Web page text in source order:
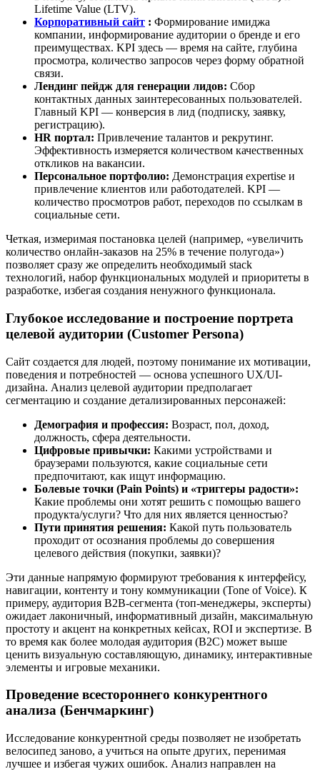
Lifetime Value (LTV).
Корпоративный сайт : Формирование имиджа
компании, информирование аудитории о бренде и его
преимуществах. KPI здесь — время на сайте, глубина
просмотра, количество запросов через форму обратной
связи.
Лендинг пейдж для генерации лидов: Сбор
контактных данных заинтересованных пользователей.
Главный KPI — конверсия в лид (подписку, заявку,
регистрацию).
HR портал: Привлечение талантов и рекрутинг.
Эффективность измеряется количеством качественных
откликов на вакансии.
Персональное портфолио: Демонстрация expertise и
привлечение клиентов или работодателей. KPI —
количество просмотров работ, переходов по ссылкам в
социальные сети.
Четкая, измеримая постановка целей (например, «увеличить
количество онлайн-заказов на 25% в течение полугода»)
позволяет сразу же определить необходимый stack
технологий, набор функциональных модулей и приоритеты в
разработке, избегая создания ненужного функционала.
Глубокое исследование и построение портрета
целевой аудитории (Customer Persona)
Сайт создается для людей, поэтому понимание их мотивации,
поведения и потребностей — основа успешного UX/UI-
дизайна. Анализ целевой аудитории предполагает
сегментацию и создание детализированных персонажей:
Демография и профессия: Возраст, пол, доход,
должность, сфера деятельности.
Цифровые привычки: Какими устройствами и
браузерами пользуются, какие социальные сети
предпочитают, как ищут информацию.
Болевые точки (Pain Points) и «триггеры радости»:
Какие проблемы они хотят решить с помощью вашего
продукта/услуги? Что для них является ценностью?
Пути принятия решения: Какой путь пользователь
проходит от осознания проблемы до совершения
целевого действия (покупки, заявки)?
Эти данные напрямую формируют требования к интерфейсу,
навигации, контенту и тону коммуникации (Tone of Voice). К
примеру, аудитория B2B-сегмента (топ-менеджеры, эксперты)
ожидает лаконичный, информативный дизайн, максимальную
простоту и акцент на конкретных кейсах, ROI и экспертизе. В
то время как более молодая аудитория (B2C) может выше
ценить визуальную составляющую, динамику, интерактивные
элементы и игровые механики.
Проведение всестороннего конкурентного
анализа (Бенчмаркинг)
Исследование конкурентной среды позволяет не изобретать
велосипед заново, а учиться на опыте других, перенимая
лучшее и избегая чужих ошибок. Анализ направлен на